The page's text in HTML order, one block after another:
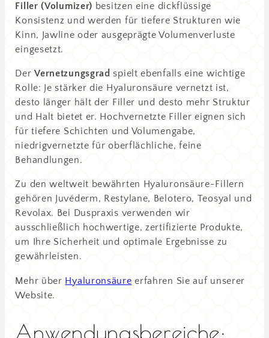
Filler (Volumizer) besitzen eine dickflüssige
Konsistenz und werden für tiefere Strukturen wie
Kinn, Jawline oder ausgeprägte Volumenverluste
eingesetzt.
DerVernetzungsgrad spielt ebenfalls eine wichtige
Rolle: Je stärker die Hyaluronsäure vernetzt ist,
desto länger hält der Filler und desto mehr Struktur
und Halt bietet er. Hochvernetzte Filler eignen sich
für tiefere Schichten und Volumengabe,
niedrigvernetzte für oberflächliche, feine
Behandlungen.
Zu den weltweit bewährten Hyaluronsäure-Fillern
gehören Juvéderm, Restylane, Belotero, Teosyal und
Revolax. Bei Duspraxis verwenden wir
ausschließlich hochwertige, zertifizierte Produkte,
um Ihre Sicherheit und optimale Ergebnisse zu
gewährleisten.
Mehr über Hyaluronsäure erfahren Sie auf unserer
Website.
Anwendungsbereiche: